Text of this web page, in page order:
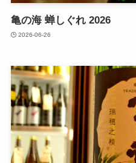
亀の海 蝉しぐれ 2026
2026-06-26